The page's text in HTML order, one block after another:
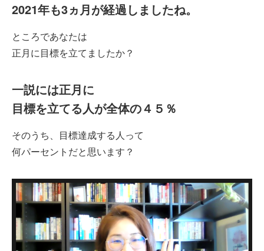
2021年も3ヵ月が経過しましたね。
ところであなたは
正月に目標を立てましたか？
一説には正月に
目標を立てる人が全体の４５％
そのうち、目標達成する人って
何パーセントだと思います？